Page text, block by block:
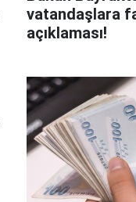
vatandaşlara
açıklaması!